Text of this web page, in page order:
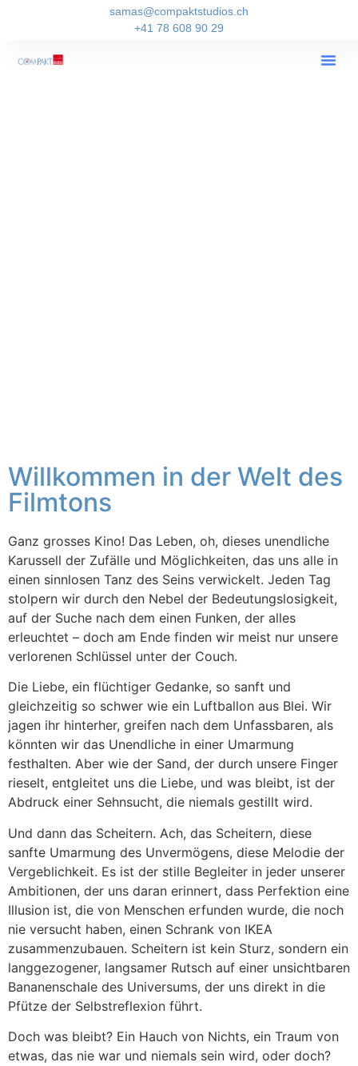
samas@compaktstudios.ch
+41 78 608 90 29
Willkommen in der Welt des
Filmtons
Ganz grosses Kino! Das Leben, oh, dieses unendliche
Karussell der Zufälle und Möglichkeiten, das uns alle in
einen sinnlosen Tanz des Seins verwickelt. Jeden Tag
stolpern wir durch den Nebel der Bedeutungslosigkeit,
auf der Suche nach dem einen Funken, der alles
erleuchtet – doch am Ende finden wir meist nur unsere
verlorenen Schlüssel unter der Couch.
Die Liebe, ein flüchtiger Gedanke, so sanft und
gleichzeitig so schwer wie ein Luftballon aus Blei. Wir
jagen ihr hinterher, greifen nach dem Unfassbaren, als
könnten wir das Unendliche in einer Umarmung
festhalten. Aber wie der Sand, der durch unsere Finger
rieselt, entgleitet uns die Liebe, und was bleibt, ist der
Abdruck einer Sehnsucht, die niemals gestillt wird.
Und dann das Scheitern. Ach, das Scheitern, diese
sanfte Umarmung des Unvermögens, diese Melodie der
Vergeblichkeit. Es ist der stille Begleiter in jeder unserer
Ambitionen, der uns daran erinnert, dass Perfektion eine
Illusion ist, die von Menschen erfunden wurde, die noch
nie versucht haben, einen Schrank von IKEA
zusammenzubauen. Scheitern ist kein Sturz, sondern ein
langgezogener, langsamer Rutsch auf einer unsichtbaren
Bananenschale des Universums, der uns direkt in die
Pfütze der Selbstreflexion führt.
Doch was bleibt? Ein Hauch von Nichts, ein Traum von
etwas, das nie war und niemals sein wird, oder doch?